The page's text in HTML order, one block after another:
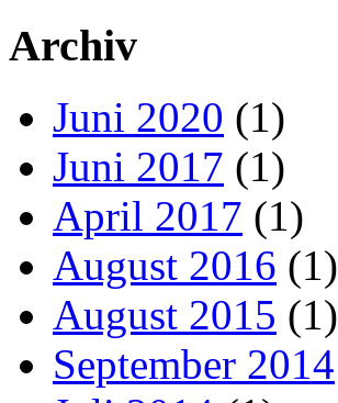
Archiv
Juni 2020 (1)
Juni 2017 (1)
April 2017 (1)
August 2016 (1)
August 2015 (1)
September 2014